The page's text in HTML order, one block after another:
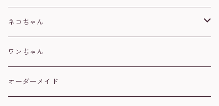
オカメインコ
コザクラインコ
セキセイインコ
ネコちゃん
白
黒
ワンちゃん
オーダーメイド